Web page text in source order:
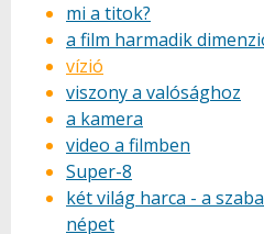
mi a titok?
a film harmadik
vízió
viszony a valósághoz
a kamera
video a filmben
Super-8
két világ harca - a
népet